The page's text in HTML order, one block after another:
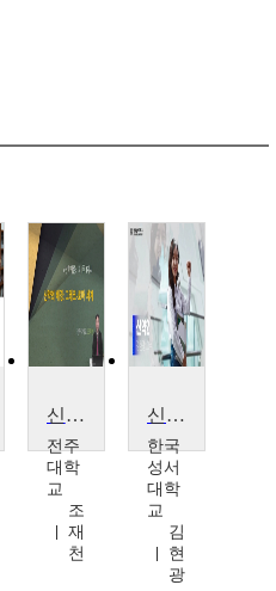
신약개론
전주
대학
교
조
재
천
신약 II
한국
성서
대학
교
김
현
광